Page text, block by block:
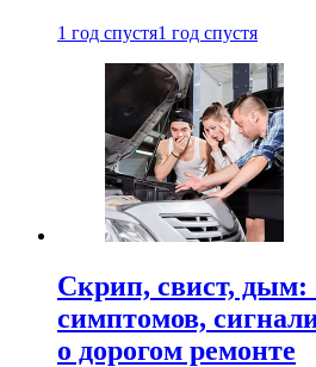
1 год спустя1 год спустя
Скрип, свист, дым:
симптомов,
о дорогом ремонте